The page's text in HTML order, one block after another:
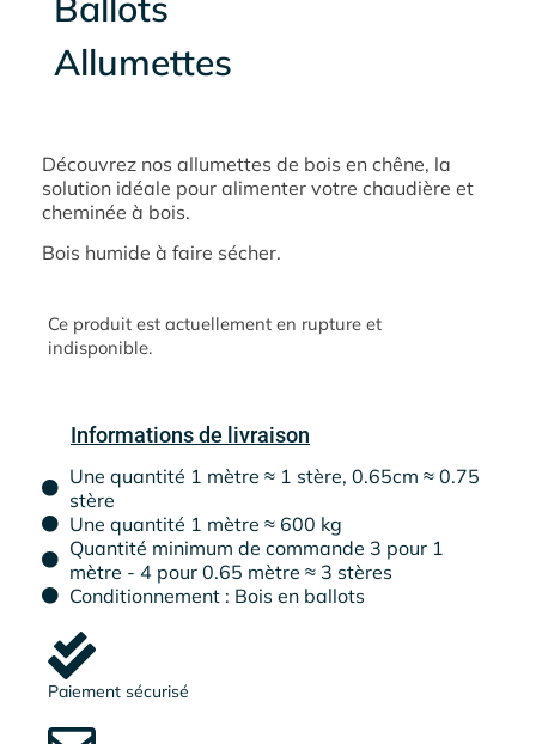
Allumettes
Découvrez nos allumettes de bois en chêne, la
solution idéale pour alimenter votre chaudière et
cheminée à bois.
Bois humide à faire sécher.
Ce produit est actuellement en rupture et
indisponible.
Informations de livraison
Une quantité 1 mètre ≈ 1 stère, 0.65cm ≈ 0.75
stère
Une quantité 1 mètre ≈ 600 kg
Quantité minimum de commande 3 pour 1
mètre - 4 pour 0.65 mètre ≈ 3 stères
Conditionnement : Bois en ballots
Paiement sécurisé